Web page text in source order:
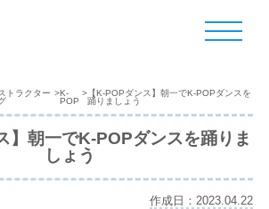
トラクター >K-
POP
>【K-POPダンス】朝一でK-POPダンスを
踊りましょう
】朝一でK-POPダンスを踊りま
しょう
作成日：2023.04.22